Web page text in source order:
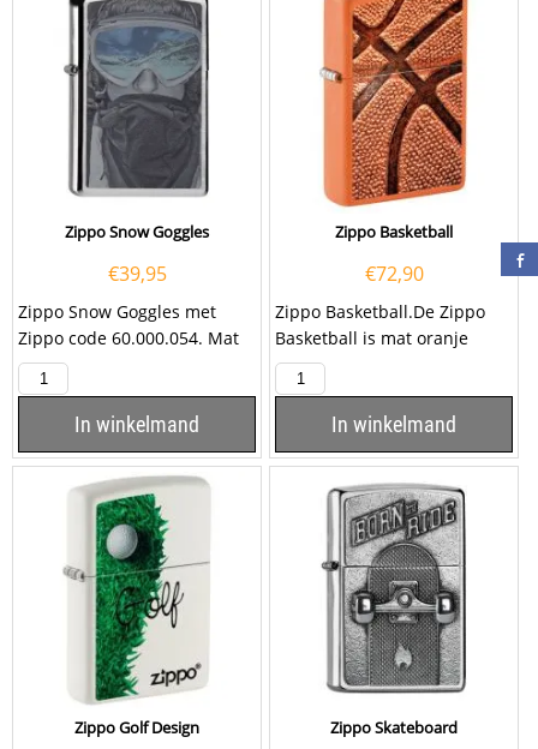
Zippo Snow Goggles
€39,95
Zippo Snow Goggles met
Zippo code 60.000.054. Mat
geborsteld chromen Zippo
aansteker met op...
In winkelmand
Zippo Basketball
€72,90
Zippo Basketball.De Zippo
Basketball is mat oranje
afgewerkt met aan de
voorzijde een textuurprint...
In winkelmand
Zippo Golf Design Zippo Skateboard